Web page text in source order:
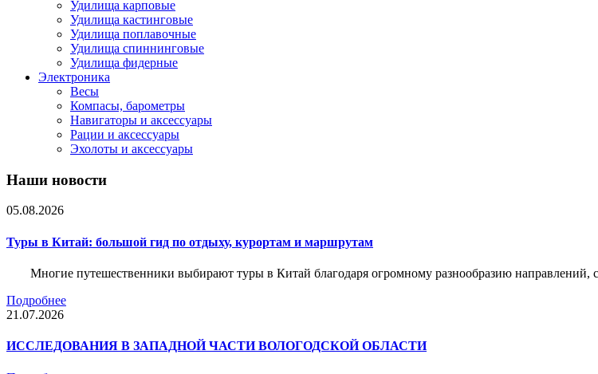
Удилища карповые
Удилища кастинговые
Удилища поплавочные
Удилища спиннинговые
Удилища фидерные
Электроника
Весы
Компасы, барометры
Навигаторы и аксессуары
Рации и аксессуары
Эхолоты и аксессуары
Наши новости
05.08.2026
Туры в Китай: большой гид по отдыху, курортам и маршрутам
Многие путешественники выбирают туры в Китай благодаря огромному разнообразию направлений,
Подробнее
21.07.2026
ИССЛЕДОВАНИЯ В ЗАПАДНОЙ ЧАСТИ ВОЛОГОДСКОЙ ОБЛАСТИ